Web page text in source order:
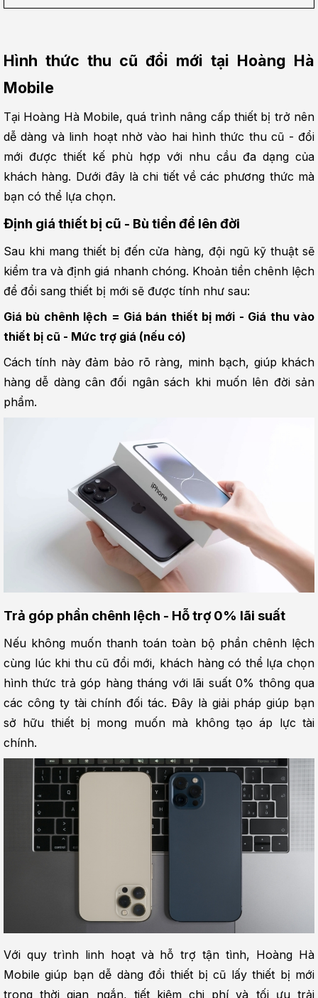
Hình thức thu cũ đổi mới tại Hoàng Hà
Mobile
Tại Hoàng Hà Mobile, quá trình nâng cấp thiết bị trở nên
dễ dàng và linh hoạt nhờ vào hai hình thức thu cũ - đổi
mới được thiết kế phù hợp với nhu cầu đa dạng của
khách hàng. Dưới đây là chi tiết về các phương thức mà
bạn có thể lựa chọn.
Định giá thiết bị cũ - Bù tiền để lên đời
Sau khi mang thiết bị đến cửa hàng, đội ngũ kỹ thuật sẽ
kiểm tra và định giá nhanh chóng. Khoản tiền chênh lệch
để đổi sang thiết bị mới sẽ được tính như sau:
Giá bù chênh lệch = Giá bán thiết bị mới - Giá thu vào
thiết bị cũ - Mức trợ giá (nếu có)
Cách tính này đảm bảo rõ ràng, minh bạch, giúp khách
hàng dễ dàng cân đối ngân sách khi muốn lên đời sản
phẩm.
Trả góp phần chênh lệch - Hỗ trợ 0% lãi suất
Nếu không muốn thanh toán toàn bộ phần chênh lệch
cùng lúc khi thu cũ đổi mới, khách hàng có thể lựa chọn
hình thức trả góp hàng tháng với lãi suất 0% thông qua
các công ty tài chính đối tác. Đây là giải pháp giúp bạn
sở hữu thiết bị mong muốn mà không tạo áp lực tài
chính.
Với quy trình linh hoạt và hỗ trợ tận tình, Hoàng Hà
Mobile giúp bạn dễ dàng đổi thiết bị cũ lấy thiết bị mới
trong thời gian ngắn, tiết kiệm chi phí và tối ưu trải